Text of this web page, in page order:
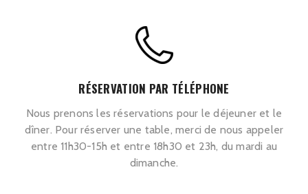
RÉSERVATION PAR TÉLÉPHONE
Nous prenons les réservations pour le déjeuner et le
dîner. Pour réserver une table, merci de nous appeler
entre 11h30-15h et entre 18h30 et 23h, du mardi au
dimanche.